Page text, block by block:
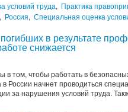
условий труда, Практика
, Россия, Специальная оценка
в результате
снижается
в том, чтобы работать в
России начнет проводиться
за нарушения условий труда.